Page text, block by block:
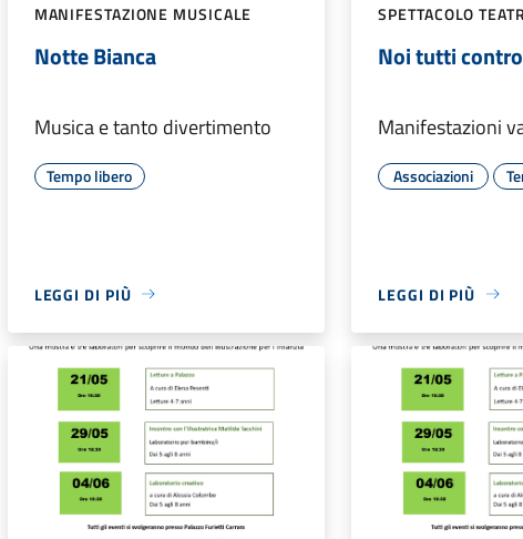
MANIFESTAZIONE MUSICALE
Notte Bianca
Musica e tanto divertimento
Tempo libero
LEGGI DI PIÙ
SPETTACOLO
Noi tutti
Manifestazioni
Associazioni
LEGGI DI PIÙ